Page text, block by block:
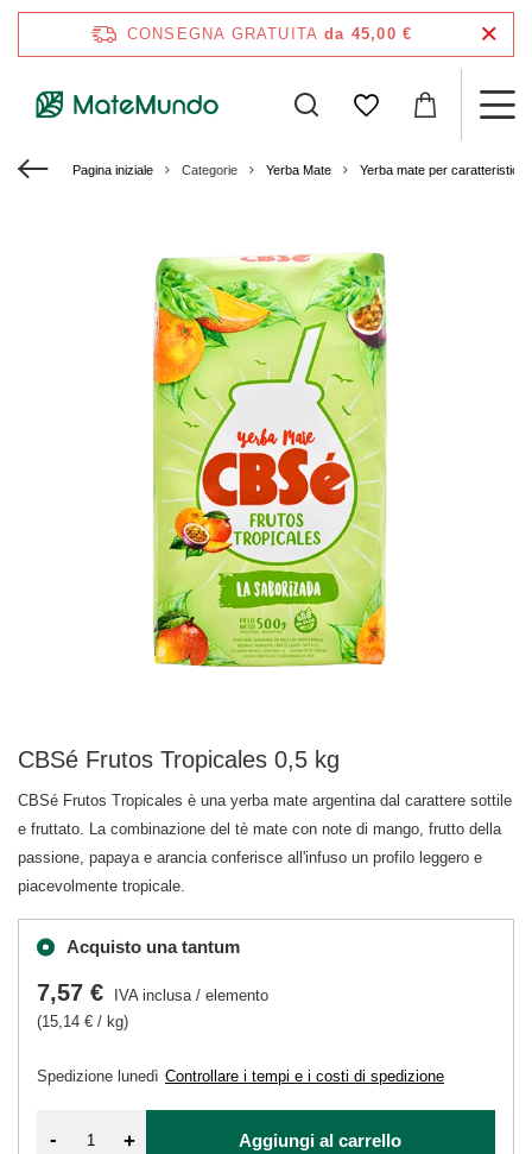
CONSEGNA GRATUITA da 45,00 €
Pagina iniziale Categorie Yerba Mate Yerba mate per caratteristiche
CBSé Frutos Tropicales 0,5 kg
CBSé Frutos Tropicales è una yerba mate argentina dal carattere sottile
e fruttato. La combinazione del tè mate con note di mango, frutto della
passione, papaya e arancia conferisce all'infuso un profilo leggero e
piacevolmente tropicale.
Acquisto una tantum
Spedizione lunedì Controllare i tempi e i costi di spedizione
7,57 € IVA inclusa/ elemento
(15,14 € / kg)
- + Aggiungi al carrello